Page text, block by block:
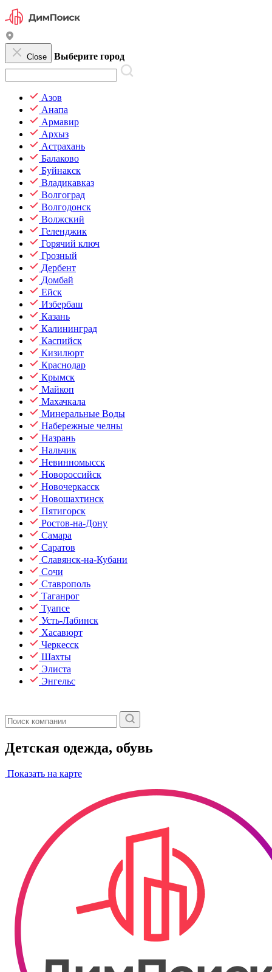
Close Выберите город
Азов
Анапа
Армавир
Архыз
Астрахань
Балаково
Буйнакск
Владикавказ
Волгоград
Волгодонск
Волжский
Геленджик
Горячий ключ
Грозный
Дербент
Домбай
Ейск
Избербаш
Казань
Калининград
Каспийск
Кизилюрт
Краснодар
Крымск
Майкоп
Махачкала
Минеральные Воды
Набережные челны
Назрань
Нальчик
Невинномысск
Новороссийск
Новочеркасск
Новошахтинск
Пятигорск
Ростов-на-Дону
Самара
Саратов
Славянск-на-Кубани
Сочи
Ставрополь
Таганрог
Туапсе
Усть-Лабинск
Хасавюрт
Черкесск
Шахты
Элиста
Энгельс
Детская одежда, обувь
Показать на карте